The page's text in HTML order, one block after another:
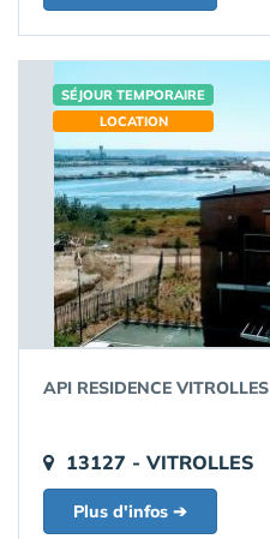
SÉJOUR TEMPORAIRE
LOCATION
API RESIDENCE VITROLLES
13127 - VITROLLES
Plus d'infos ➔